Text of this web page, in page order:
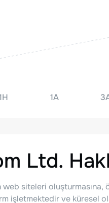
1A
Ltd.
web siteleri
işletmektedir ve küresel